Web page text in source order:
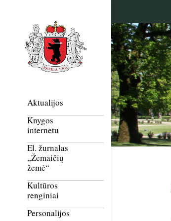
Aktualijos
Knygos
internetu
El. žurnalas
„Žemaičių
žemė“
Kultūros
renginiai
Personalijos